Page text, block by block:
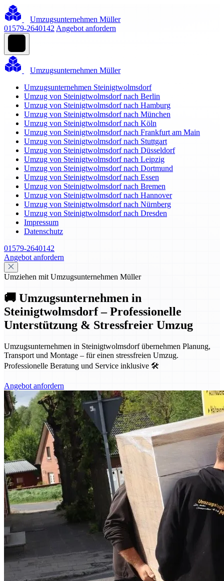
Umzugsunternehmen Müller
01579-2640142 Angebot anfordern
Umzugsunternehmen Müller
Umzugsunternehmen Steinigtwolmsdorf
Umzug von Steinigtwolmsdorf nach Berlin
Umzug von Steinigtwolmsdorf nach Hamburg
Umzug von Steinigtwolmsdorf nach München
Umzug von Steinigtwolmsdorf nach Köln
Umzug von Steinigtwolmsdorf nach Frankfurt am Main
Umzug von Steinigtwolmsdorf nach Stuttgart
Umzug von Steinigtwolmsdorf nach Düsseldorf
Umzug von Steinigtwolmsdorf nach Leipzig
Umzug von Steinigtwolmsdorf nach Dortmund
Umzug von Steinigtwolmsdorf nach Essen
Umzug von Steinigtwolmsdorf nach Bremen
Umzug von Steinigtwolmsdorf nach Hannover
Umzug von Steinigtwolmsdorf nach Nürnberg
Umzug von Steinigtwolmsdorf nach Dresden
Impressum
Datenschutz
01579-2640142
Angebot anfordern
Umziehen mit Umzugsunternehmen Müller
🚚 Umzugsunternehmen in
Steinigtwolmsdorf – Professionelle
Unterstützung & Stressfreier Umzug
Umzugsunternehmen in Steinigtwolmsdorf übernehmen Planung,
Transport und Montage – für einen stressfreien Umzug.
Professionelle Beratung und Service inklusive 🛠️
Angebot anfordern